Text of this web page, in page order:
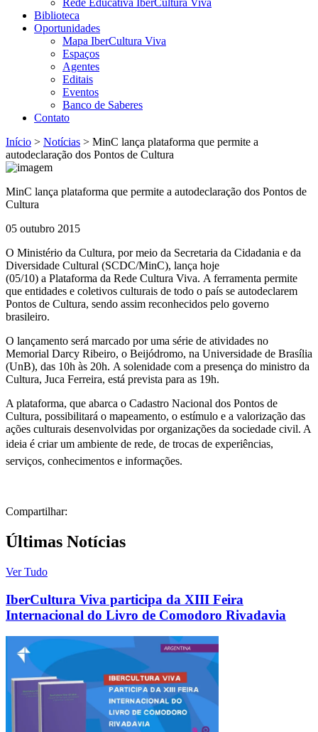
Rede Educativa IberCultura Viva
Biblioteca
Oportunidades
Mapa IberCultura Viva
Espaços
Agentes
Editais
Eventos
Banco de Saberes
Contato
Início > Notícias > MinC lança plataforma que permite a
autodeclaração dos Pontos de Cultura
MinC lança plataforma que permite a autodeclaração dos Pontos de
Cultura
05 outubro 2015
O Ministério da Cultura, por meio da Secretaria da Cidadania e da
Diversidade Cultural (SCDC/MinC), lança hoje
(05/10) a Plataforma da Rede Cultura Viva. A ferramenta permite
que entidades e coletivos culturais de todo o país se autodeclarem
Pontos de Cultura, sendo assim reconhecidos pelo governo
brasileiro.
O lançamento será marcado por uma série de atividades no
Memorial Darcy Ribeiro, o Beijódromo, na Universidade de Brasília
(UnB), das 10h às 20h. A solenidade com a presença do ministro da
Cultura, Juca Ferreira, está prevista para as 19h.
A plataforma, que abarca o Cadastro Nacional dos Pontos de
Cultura, possibilitará o mapeamento, o estímulo e a valorização das
ações culturais desenvolvidas por organizações da sociedade civil. A
ideia é criar um ambiente de rede, de trocas de experiências,
serviços, conhecimentos e informações.
Compartilhar:
Últimas Notícias
Ver Tudo
IberCultura Viva participa da XIII Feira
Internacional do Livro de Comodoro Rivadavia